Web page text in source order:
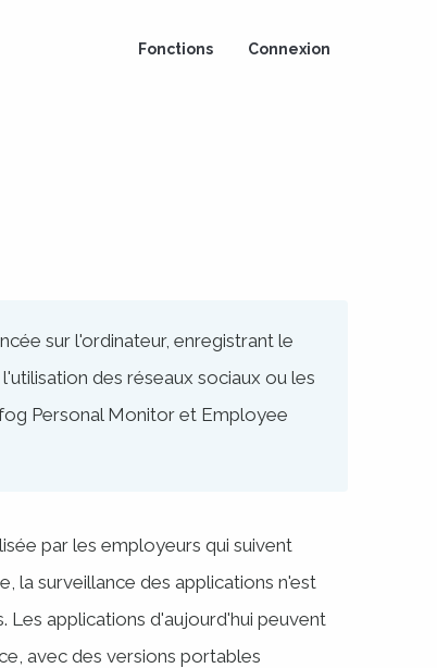
Fonctions Connexion
sur l'ordinateur, enregistrant le
des réseaux sociaux ou les
Personal Monitor et Employee
par les employeurs qui suivent
la surveillance des applications n'est
Les applications d'aujourd'hui peuvent
avec des versions portables